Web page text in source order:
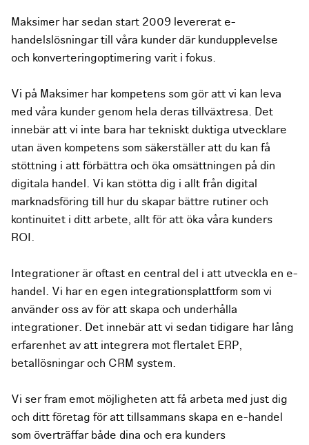
Maksimer har sedan start 2009 levererat e-
handelslösningar till våra kunder där kundupplevelse
och konverteringoptimering varit i fokus.
Vi på Maksimer har kompetens som gör att vi kan leva
med våra kunder genom hela deras tillväxtresa. Det
innebär att vi inte bara har tekniskt duktiga utvecklare
utan även kompetens som säkerställer att du kan få
stöttning i att förbättra och öka omsättningen på din
digitala handel. Vi kan stötta dig i allt från digital
marknadsföring till hur du skapar bättre rutiner och
kontinuitet i ditt arbete, allt för att öka våra kunders
ROI.
Integrationer är oftast en central del i att utveckla en e-
handel. Vi har en egen integrationsplattform som vi
använder oss av för att skapa och underhålla
integrationer. Det innebär att vi sedan tidigare har lång
erfarenhet av att integrera mot flertalet ERP,
betallösningar och CRM system.
Vi ser fram emot möjligheten att få arbeta med just dig
och ditt företag för att tillsammans skapa en e-handel
som överträffar både dina och era kunders